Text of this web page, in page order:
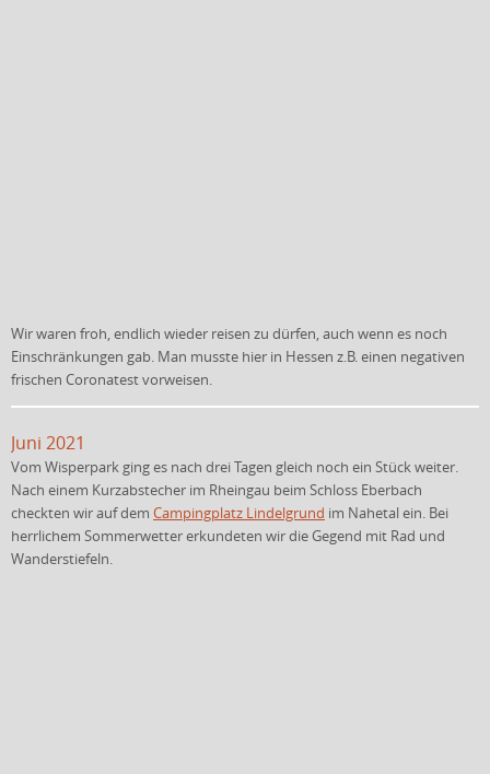
Wir waren froh, endlich wieder reisen zu dürfen, auch wenn es noch
Einschränkungen gab. Man musste hier in Hessen z.B. einen negativen
frischen Coronatest vorweisen.
Juni 2021
Vom Wisperpark ging es nach drei Tagen gleich noch ein Stück weiter.
Nach einem Kurzabstecher im Rheingau beim Schloss Eberbach
checkten wir auf dem Campingplatz Lindelgrund im Nahetal ein. Bei
herrlichem Sommerwetter erkundeten wir die Gegend mit Rad und
Wanderstiefeln.